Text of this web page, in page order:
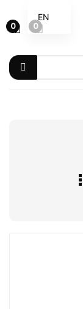
0
0
EN